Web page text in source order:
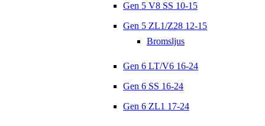
Gen 5 V8 SS 10-15
Gen 5 ZL1/Z28 12-15
Bromsljus
Gen 6 LT/V6 16-24
Gen 6 SS 16-24
Gen 6 ZL1 17-24